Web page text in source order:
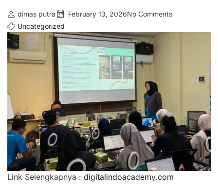
dimas putra February 13, 2026No Comments
Uncategorized
Link Selengkapnya : digitalindoacademy.com